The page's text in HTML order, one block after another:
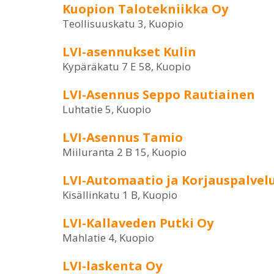
Kuopion Talotekniikka Oy
Teollisuuskatu 3, Kuopio
LVI-asennukset Kulin
Kypäräkatu 7 E 58, Kuopio
LVI-Asennus Seppo Rautiainen
Luhtatie 5, Kuopio
LVI-Asennus Tamio
Miiluranta 2 B 15, Kuopio
LVI-Automaatio ja
Kisällinkatu 1 B, Kuopio
LVI-Kallaveden Putki Oy
Mahlatie 4, Kuopio
LVI-laskenta Oy